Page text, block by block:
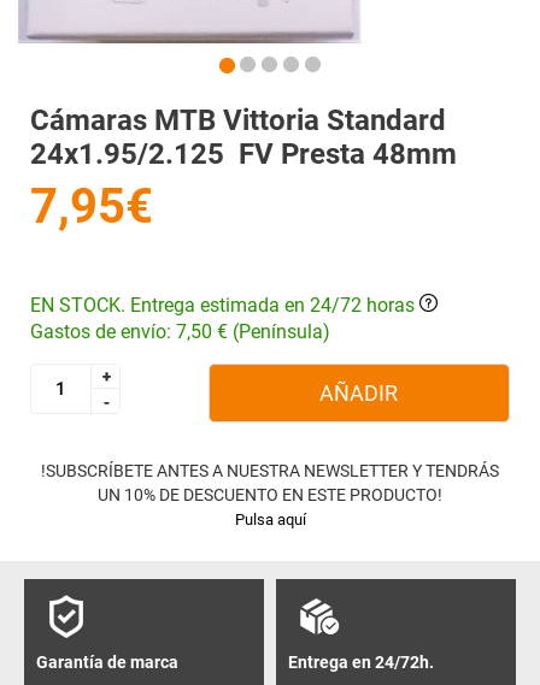
Cámaras MTB Vittoria Standard
24x1.95/2.125 FV Presta 48mm
7,95€
EN STOCK. Entrega estimada en 24/72 horas
Gastos de envío: 7,50 € (Península)
+
-
+
-
AÑADIR
!SUBSCRÍBETE ANTES A NUESTRA NEWSLETTER Y TENDRÁS
UN 10% DE DESCUENTO EN ESTE PRODUCTO!
Pulsa aquí
Garantía de marca
Entrega en 24/72h.